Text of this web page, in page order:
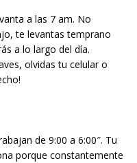
a las 7 am. No
te levantas temprano
a lo largo del día.
olvidas tu celular o
de 9:00 a 6:00″. Tu
porque constantemente